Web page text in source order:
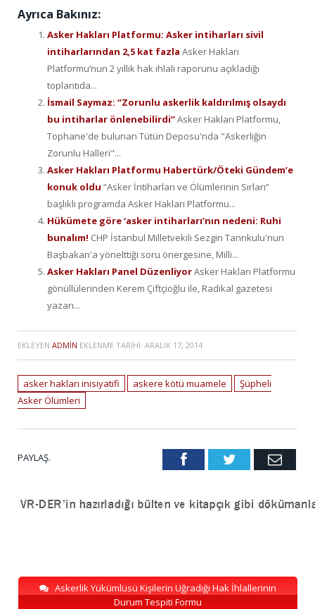
Ayrıca Bakınız:
Asker Hakları Platformu: Asker intiharları sivil
intiharlarından 2,5 kat fazla Asker Hakları
Platformu’nun 2 yıllık hak ihlali raporunu açıkladığı
toplantıda...
İsmail Saymaz: “Zorunlu askerlik kaldırılmış olsaydı
bu intiharlar önlenebilirdi”Asker Hakları Platformu,
Tophane'de bulunan Tütün Deposu'nda "Askerliğin
Zorunlu Halleri"...
Asker Hakları Platformu Habertürk/Öteki Gündem’e
konuk oldu “Asker İntiharları ve Ölümlerinin Sırları”
başlıklı programda Asker Hakları Platformu...
Hükümete göre ‘asker intiharları’nın nedeni: Ruhi
bunalım! CHP İstanbul Milletvekili Sezgin Tanrıkulu'nun
Başbakan'a yönelttiği soru önergesine, Milli...
Asker Hakları Panel DüzenliyorAsker Hakları Platformu
gönüllülerinden Kerem Çiftçioğlu ile, Radikal gazetesi
yazarı...
EKLEYEN ADMIN EKLENME TARIHI: ARALIK 17, 2014
asker hakları inisiyatifi askere kötü muamele
Şüpheli
Asker Ölümleri
PAYLAŞ. FacebookTwitter Email
Askerlik Yükümlüsü Kişilerin Uğradığı Hak İhlallerinin
Durum Tespiti Formu